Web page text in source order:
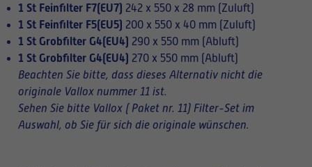
1 St Feinfilter F7(EU7) 242 x 550 x 28 mm (Zuluft)
1 St Feinfilter F5(EU5) 200 x 550 x 40 mm (Zuluft)
1 St Grobfilter G4(EU4) 290 x 550 mm (Abluft)
1 St Grobfilter G4(EU4) 270 x 550 mm (Abluft)
Beachten Sie bitte, dass dieses Alternativ nicht die
originale Vallox nummer 11 ist.
Sehen Sie bitte Vallox ( Paket nr. 11) Filter-Set im
Auswahl, ob Sie für sich die originale wünschen.